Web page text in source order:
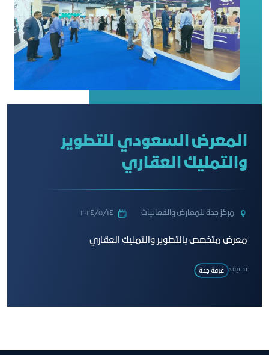
المعرض السعودي للتطوير
والتمليك العقاري
مركز جدة للمعارض والفعاليات ١٤‏/٥‏/٢٠٢٤
معرض متخصص بالتطوير والتمليك العقاري
تصنيف: غرفة جدة